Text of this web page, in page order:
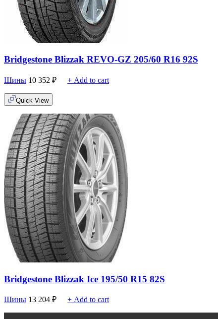
Bridgestone Blizzak REVO-GZ 205/60 R16 92S
Шины 10 352 ₽ + Add to cart
Quick View
Bridgestone Blizzak Ice 195/50 R15 82S
Шины 13 204 ₽ + Add to cart